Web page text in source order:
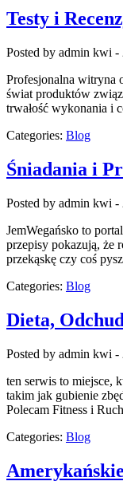
Testy i
Posted by admin kwi -
Profesjonalna witryna
świat produktów
trwałość wykonania i
Categories: Blog
Śniadania i
Posted by admin kwi -
JemWegańsko to
przepisy pokazują, że
przekąskę czy coś
Categories: Blog
Dieta,
Posted by admin kwi -
ten serwis to miejsce,
takim jak gubienie
Polecam Fitness i
Categories: Blog